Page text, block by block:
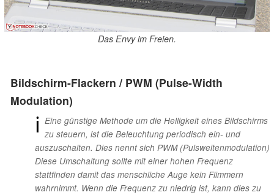
Das Envy im Freien.
Bildschirm-Flackern / PWM (Pulse-Width
Modulation)
ℹ Eine günstige Methode um die Helligkeit eines Bildschirms
zu steuern, ist die Beleuchtung periodisch ein- und
auszuschalten. Dies nennt sich PWM (Pulsweitenmodulation)
Diese Umschaltung sollte mit einer hohen Frequenz
stattfinden damit das menschliche Auge kein Flimmern
wahrnimmt. Wenn die Frequenz zu niedrig ist, kann dies zu